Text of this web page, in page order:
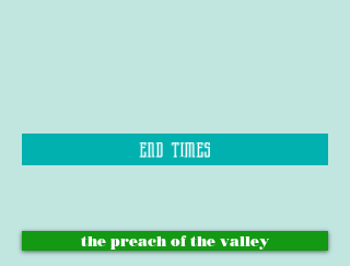
end times
the preach of the valley